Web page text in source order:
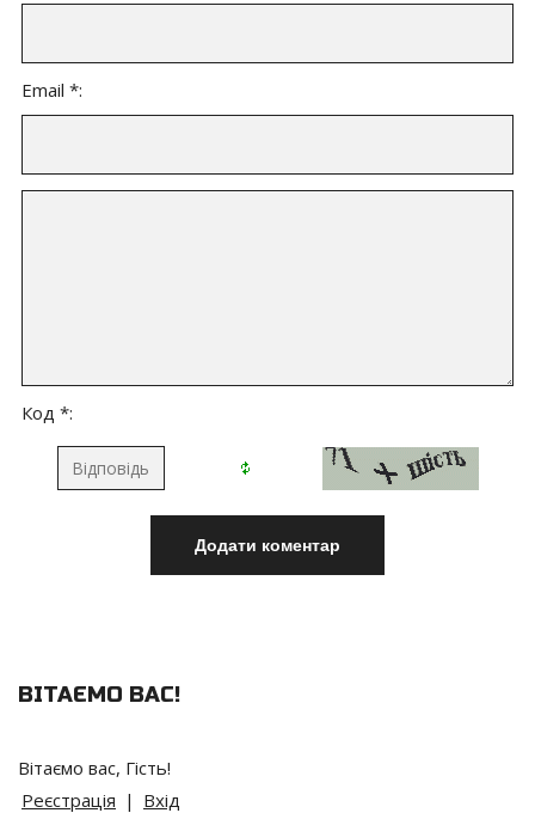
Email *:
Код *:
ВІТАЄМО ВАС!
Вітаємо вас, Гість!
Реєстрація | Вхід